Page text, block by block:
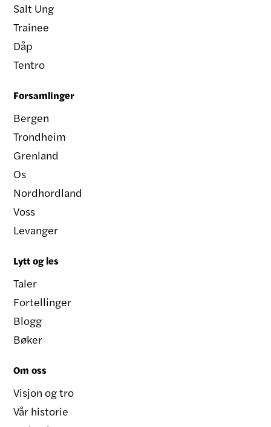
Salt Ung
Trainee
Dåp
Tentro
Forsamlinger
Bergen
Trondheim
Grenland
Os
Nordhordland
Voss
Levanger
Lytt og les
Taler
Fortellinger
Blogg
Bøker
Om oss
Visjon og tro
Vår historie